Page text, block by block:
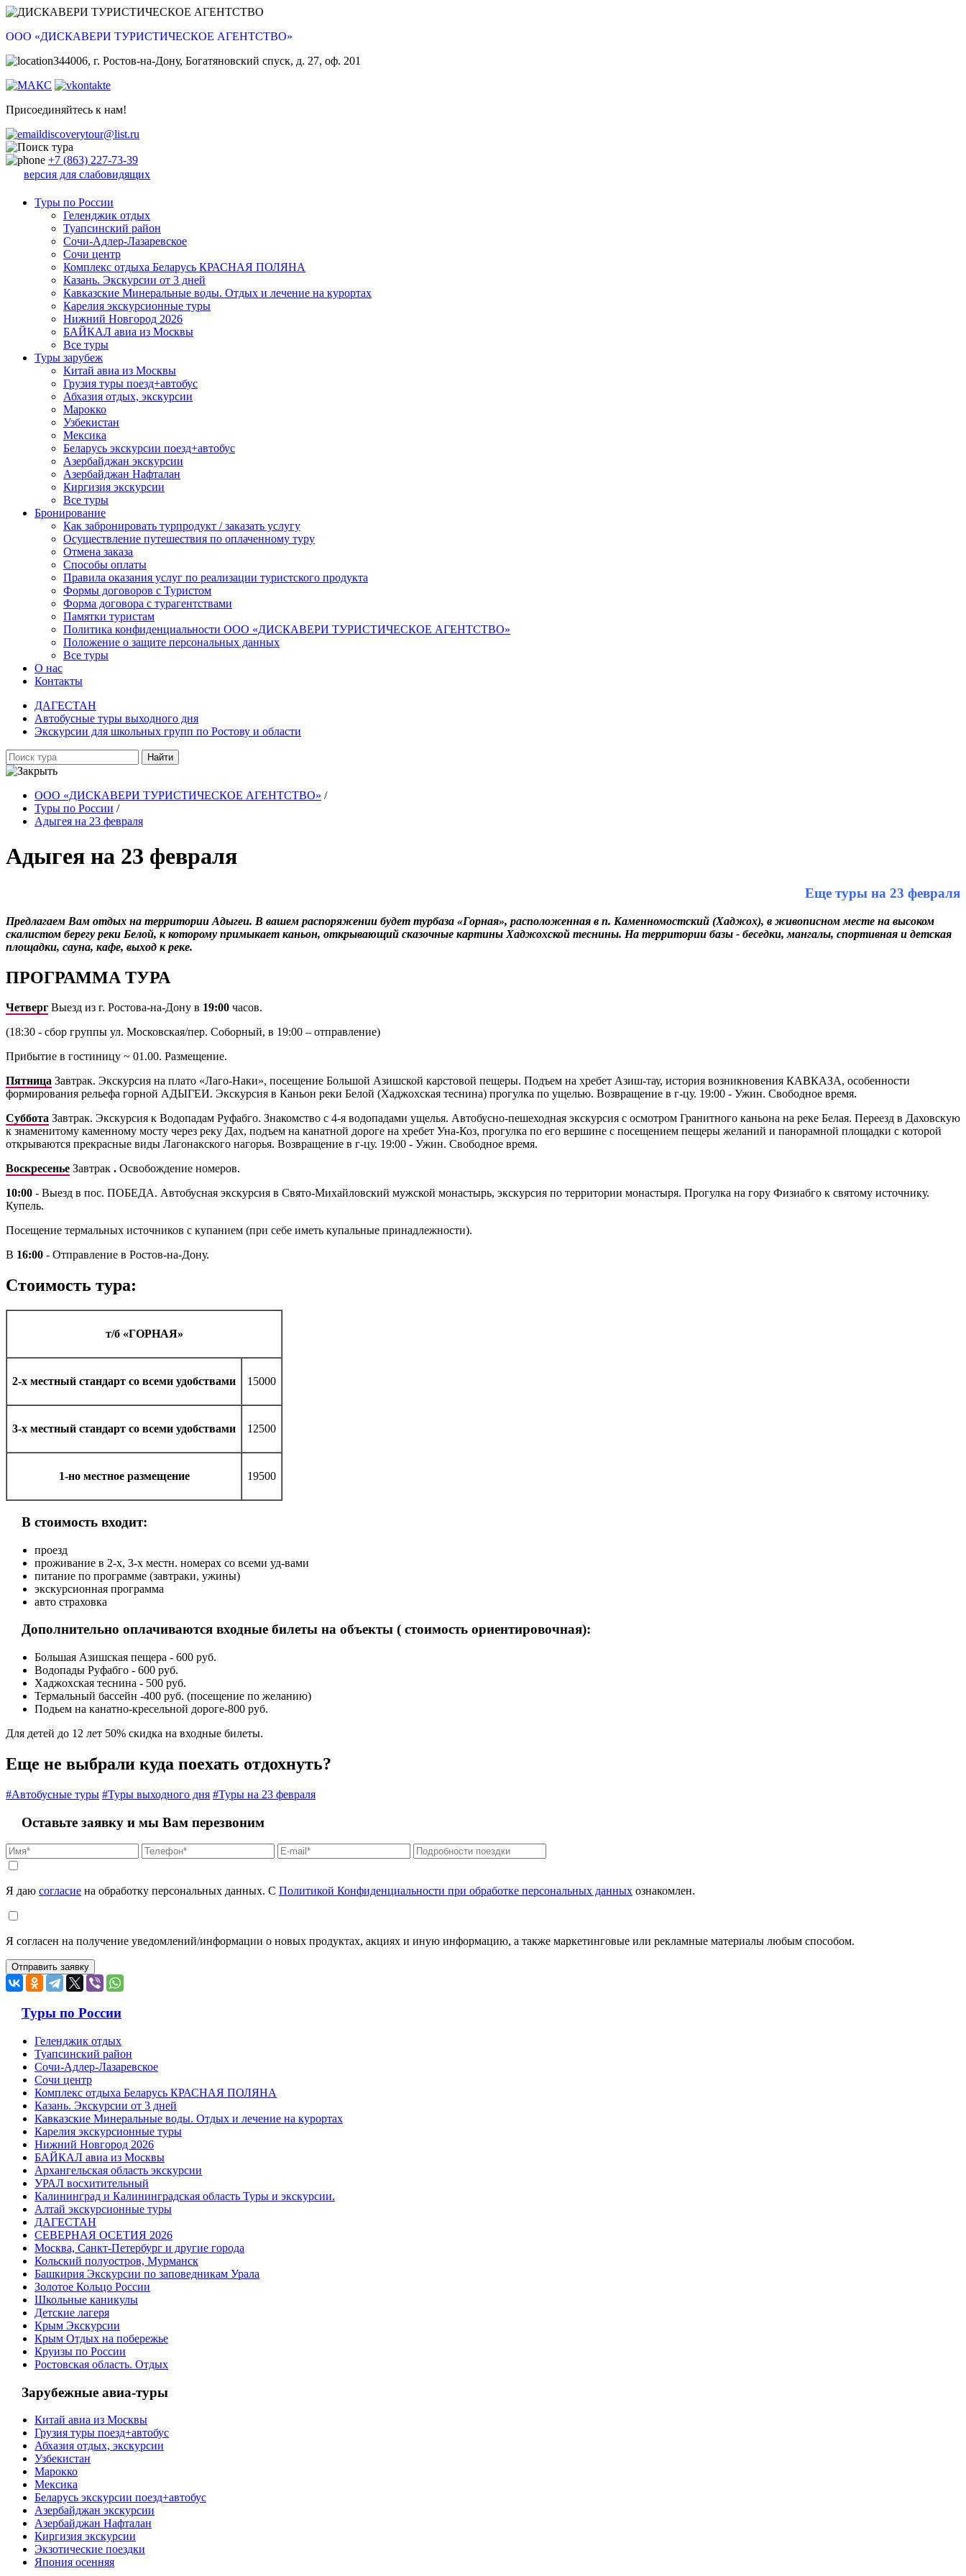
ООО «ДИСКАВЕРИ ТУРИСТИЧЕСКОЕ АГЕНТСТВО»
344006, г. Ростов-на-Дону, Богатяновский спуск, д. 27, оф. 201
Присоединяйтесь к нам!
discoverytour@list.ru
+7 (863) 227-73-39
версия для слабовидящих
Туры по России
Геленджик отдых
Туапсинский район
Сочи-Адлер-Лазаревское
Сочи центр
Комплекс отдыха Беларусь КРАСНАЯ ПОЛЯНА
Казань. Экскурсии от 3 дней
Кавказские Минеральные воды. Отдых и лечение на курортах
Карелия экскурсионные туры
Нижний Новгород 2026
БАЙКАЛ авиа из Москвы
Все туры
Туры зарубеж
Китай авиа из Москвы
Грузия туры поезд+автобус
Абхазия отдых, экскурсии
Марокко
Узбекистан
Мексика
Беларусь экскурсии поезд+автобус
Азербайджан экскурсии
Азербайджан Нафталан
Киргизия экскурсии
Все туры
Бронирование
Как забронировать турпродукт / заказать услугу
Осуществление путешествия по оплаченному туру
Отмена заказа
Способы оплаты
Правила оказания услуг по реализации туристского продукта
Формы договоров с Туристом
Форма договора с турагентствами
Памятки туристам
Политика конфиденциальности ООО «ДИСКАВЕРИ ТУРИСТИЧЕСКОЕ АГЕНТСТВО»
Положение о защите персональных данных
Все туры
О нас
Контакты
ДАГЕСТАН
Автобусные туры выходного дня
Экскурсии для школьных групп по Ростову и области
Найти
ООО «ДИСКАВЕРИ ТУРИСТИЧЕСКОЕ АГЕНТСТВО» /
Туры по России /
Адыгея на 23 февраля
Адыгея на 23 февраля
Еще туры на 23 февраля
Предлагаем Вам отдых на территории Адыгеи. В вашем распоряжении будет турбаза «Горная», расположенная в п. Каменномостский (Хаджох), в живописном месте на высоком
скалистом берегу реки Белой, к которому примыкает каньон, открывающий сказочные картины Хаджохской теснины. На территории базы - беседки, мангалы, спортивная и детская
площадки, сауна, кафе, выход к реке.
ПРОГРАММА ТУРА
Четверг Выезд из г. Ростова-на-Дону в 19:00 часов.
(18:30 - сбор группы ул. Московская/пер. Соборный, в 19:00 – отправление)
Прибытие в гостиницу ~ 01.00. Размещение.
Пятница Завтрак. Экскурсия на плато «Лаго-Наки», посещение Большой Азишской карстовой пещеры. Подъем на хребет Азиш-тау, история возникновения КАВКАЗА, особенности
формирования рельефа горной АДЫГЕИ. Экскурсия в Каньон реки Белой (Хаджохская теснина) прогулка по ущелью. Возвращение в г-цу. 19:00 - Ужин. Свободное время.
Суббота Завтрак. Экскурсия к Водопадам Руфабго. Знакомство с 4-я водопадами ущелья. Автобусно-пешеходная экскурсия с осмотром Гранитного каньона на реке Белая. Переезд в Даховскую
к знаменитому каменному мосту через реку Дах, подъем на канатной дороге на хребет Уна-Коз, прогулка по его вершине с посещением пещеры желаний и панорамной площадки с которой
открываются прекрасные виды Лагонакского нагорья. Возвращение в г-цу. 19:00 - Ужин. Свободное время.
Воскресенье Завтрак . Освобождение номеров.
10:00 - Выезд в пос. ПОБЕДА. Автобусная экскурсия в Свято-Михайловский мужской монастырь, экскурсия по территории монастыря. Прогулка на гору Физиабго к святому источнику.
Купель.
Посещение термальных источников с купанием (при себе иметь купальные принадлежности).
В 16:00 - Отправление в Ростов-на-Дону.
Стоимость тура:
т/б «ГОРНАЯ»
2-х местный стандарт со всеми удобствами 15000
3-х местный стандарт со всеми удобствами 12500
1-но местное размещение 19500
В стоимость входит:
проезд
проживание в 2-х, 3-х местн. номерах со всеми уд-вами
питание по программе (завтраки, ужины)
экскурсионная программа
авто страховка
Дополнительно оплачиваются входные билеты на объекты ( стоимость ориентировочная):
Большая Азишская пещера - 600 руб.
Водопады Руфабго - 600 руб.
Хаджохская теснина - 500 руб.
Термальный бассейн -400 руб. (посещение по желанию)
Подьем на канатно-кресельной дороге-800 руб.
Для детей до 12 лет 50% скидка на входные билеты.
Еще не выбрали куда поехать отдохнуть?
#Автобусные туры #Туры выходного дня #Туры на 23 февраля
Оставьте заявку и мы Вам перезвоним
Я даю согласие на обработку персональных данных. С Политикой Конфиденциальности при обработке персональных данных ознакомлен.
Я согласен на получение уведомлений/информации о новых продуктах, акциях и иную информацию, а также маркетинговые или рекламные материалы любым способом.
Туры по России
Геленджик отдых
Туапсинский район
Сочи-Адлер-Лазаревское
Сочи центр
Комплекс отдыха Беларусь КРАСНАЯ ПОЛЯНА
Казань. Экскурсии от 3 дней
Кавказские Минеральные воды. Отдых и лечение на курортах
Карелия экскурсионные туры
Нижний Новгород 2026
БАЙКАЛ авиа из Москвы
Архангельская область экскурсии
УРАЛ восхитительный
Калининград и Калининградская область Туры и экскурсии.
Алтай экскурсионные туры
ДАГЕСТАН
СЕВЕРНАЯ ОСЕТИЯ 2026
Москва, Санкт-Петербург и другие города
Кольский полуостров, Мурманск
Башкирия Экскурсии по заповедникам Урала
Золотое Кольцо России
Школьные каникулы
Детские лагеря
Крым Экскурсии
Крым Отдых на побережье
Круизы по России
Ростовская область. Отдых
Зарубежные авиа-туры
Китай авиа из Москвы
Грузия туры поезд+автобус
Абхазия отдых, экскурсии
Узбекистан
Марокко
Мексика
Беларусь экскурсии поезд+автобус
Азербайджан экскурсии
Азербайджан Нафталан
Киргизия экскурсии
Экзотические поездки
Япония осенняя